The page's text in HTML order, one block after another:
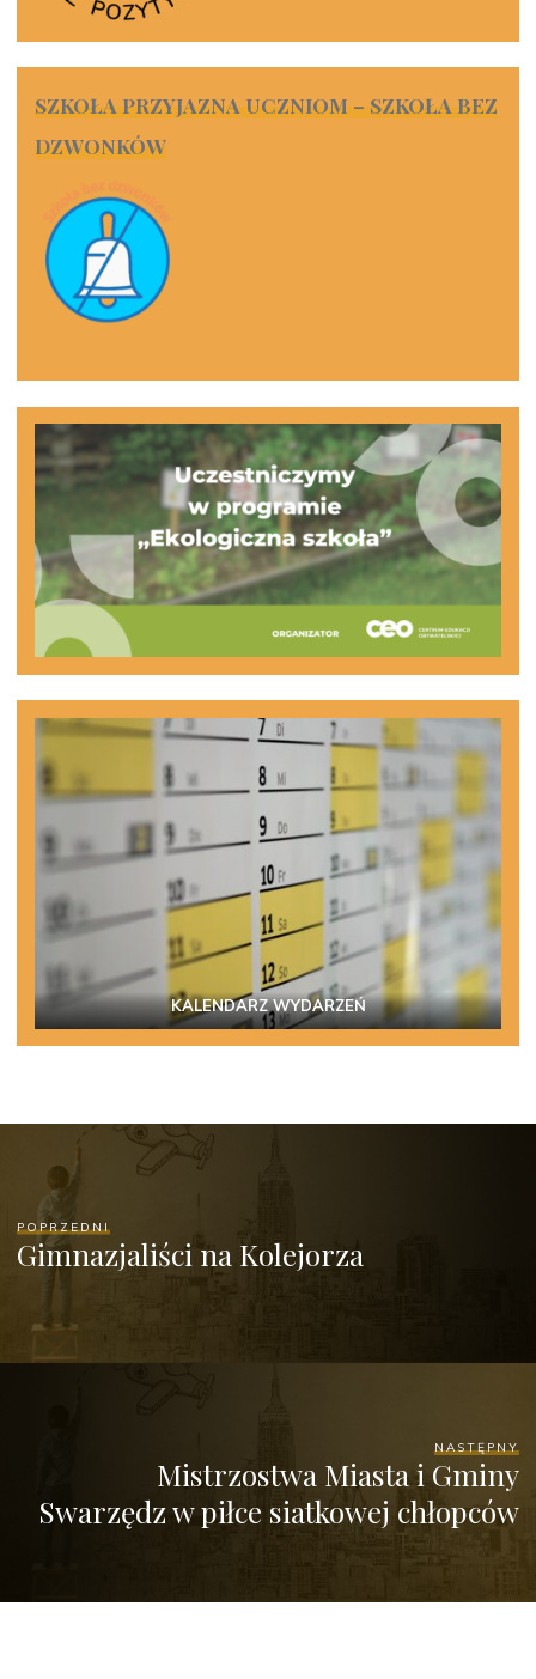
SZKOŁA PRZYJAZNA UCZNIOM – SZKOŁA BEZ
DZWONKÓW
KALENDARZ WYDARZEŃ
POPRZEDNI
Gimnazjaliści na Kolejorza
NASTĘPNY
Mistrzostwa Miasta i Gminy
Swarzędz w piłce siatkowej chłopców